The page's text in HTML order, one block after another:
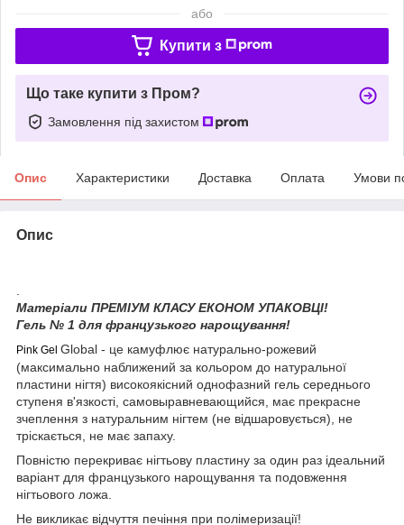
або
Купити з
Що таке купити з Пром?
Замовлення під захистом
Опис Характеристики Доставка Оплата Умови
Опис
Матеріали ПРЕМІУМ КЛАСУ ЕКОНОМ УПАКОВЦІ!
Гель № 1 для французького нарощування!
Pink Gel Global - це камуфлює натурально-рожевий
(максимально наближений за кольором до натуральної
пластини нігтя) високоякісний однофазний гель середнього
ступеня в'язкості, самовыравневающийся, має прекрасне
зчеплення з натуральним нігтем (не відшаровується), не
тріскається, не має запаху.
Повністю перекриває нігтьову пластину за один раз ідеальний
варіант для французького нарощування та подовження
нігтьового ложа.
Не викликає відчуття печіння при полімеризації!